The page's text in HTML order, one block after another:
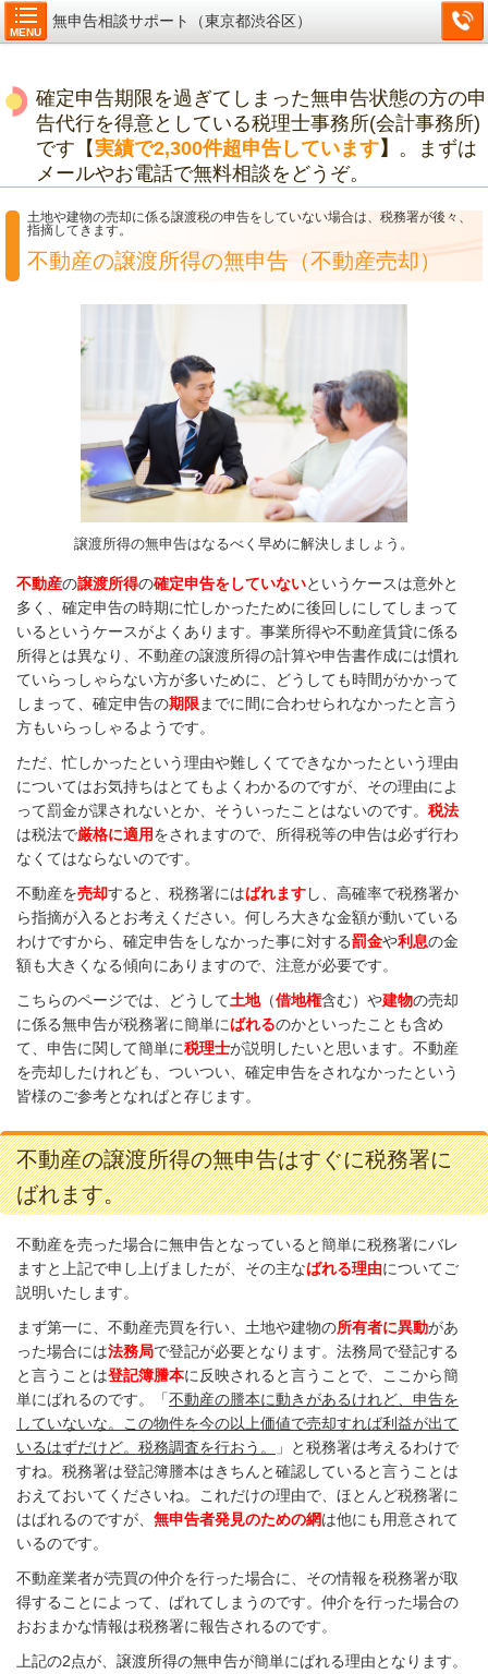
MENU
無申告相談サポート（東京都渋谷区）
確定申告期限を過ぎてしまった無申告状態の方の申
告代行を得意としている税理士事務所(会計事務所)
です【実績で2,300件超申告しています】 。まずは
メールやお電話で無料相談をどうぞ。
土地や建物の売却に係る譲渡税の申告をしていない場合は、税務署が後々、
指摘してきます。
不動産の譲渡所得の無申告（不動産売却）
譲渡所得の無申告はなるべく早めに解決しましょう。
不動産の譲渡所得の確定申告をしていないというケースは意外と
多く、確定申告の時期に忙しかったために後回しにしてしまって
いるというケースがよくあります。事業所得や不動産賃貸に係る
所得とは異なり、不動産の譲渡所得の計算や申告書作成には慣れ
ていらっしゃらない方が多いために、どうしても時間がかかって
しまって、確定申告の期限 までに間に合わせられなかったと言う
方もいらっしゃるようです。
ただ、忙しかったという理由や難しくてできなかったという理由
についてはお気持ちはとてもよくわかるのですが、その理由によ
って罰金が課されないとか、そういったことはないのです。 税法
は税法で厳格に適用をされますので、所得税等の申告は必ず行わ
なくてはならないのです。
不動産を売却すると、税務署にはばれますし、高確率で税務署か
ら指摘が入るとお考えください。何しろ大きな金額が動いている
わけですから、確定申告をしなかった事に対する罰金や利息の金
額も大きくなる傾向にありますので、注意が必要です。
こちらのページでは、どうして土地（借地権含む）や建物の売却
に係る無申告が税務署に簡単にばれるのかといったことも含め
て、申告に関して簡単に税理士が説明したいと思います。不動産
を売却したけれども、ついつい、確定申告をされなかったという
皆様のご参考となればと存じます。
不動産の譲渡所得の無申告はすぐに税務署に
ばれます。
不動産を売った場合に無申告となっていると簡単に税務署にバレ
ますと上記で申し上げましたが、その主なばれる理由についてご
説明いたします。
まず第一に、不動産売買を行い、土地や建物の所有者に異動があ
った場合には法務局で登記が必要となります。法務局で登記する
と言うことは登記簿謄本に反映されると言うことで、ここから簡
単にばれるのです。「不動産の謄本に動きがあるけれど、申告を
していないな。この物件を今の以上価値で売却すれば利益が出て
いるはずだけど。税務調査を行おう。
」と税務署は考えるわけで
すね。税務署は登記簿謄本はきちんと確認していると言うことは
おえておいてくださいね。これだけの理由で、ほとんど税務署に
はばれるのですが、 無申告者発見のための網は他にも用意されて
いるのです。
不動産業者が売買の仲介を行った場合に、その情報を税務署が取
得することによって、ばれてしまうのです。仲介を行った場合の
おおまかな情報は税務署に報告されるのです。
上記の2点が、譲渡所得の無申告が簡単にばれる理由となります。